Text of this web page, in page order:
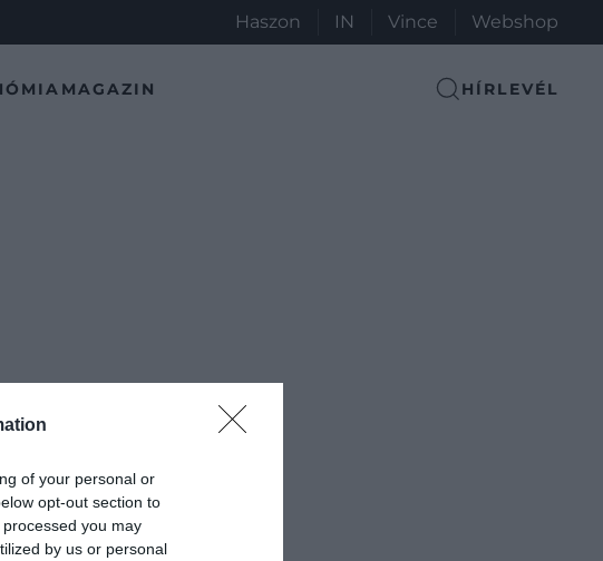
of your personal or
opt-out section to
you may
by us or personal
Haszon IN Vince Webshop
MAGAZIN HÍRLEVÉL